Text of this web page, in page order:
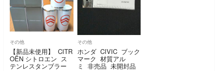
その他
【新品未使用】 CITR
OËN シトロエン ス
テンレスタンブラー
その他
ホンダ CIVIC ブック
マーク 材質アル
ミ 非売品 未開封品